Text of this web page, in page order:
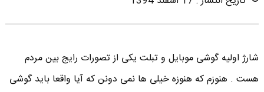
شارژ اولیه گوشی موبایل و تبلت یکی از تصورات رایج بین مردم
هست . هنوزم که هنوزه خیلی ها نمی دونن که آیا واقعا باید گوشی